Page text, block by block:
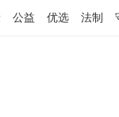
公益 优选 法制